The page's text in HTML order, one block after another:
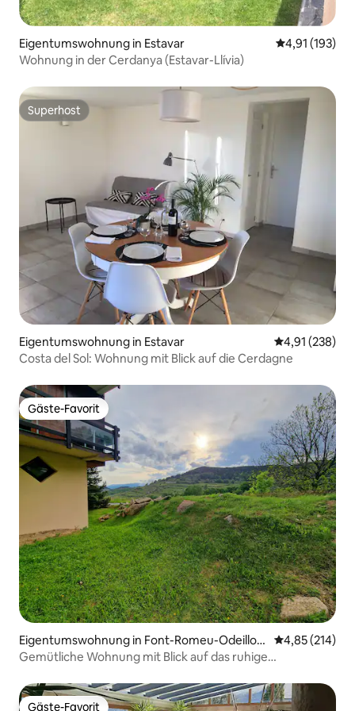
Eigentumswohnung in Estavar
4,91 (193)
Wohnung in der Cerdanya (Estavar-Llívia)
Superhost
Superhost
Eigentumswohnung in Estavar
4,91 (238)
Costa del Sol: Wohnung mit Blick auf die Cerdagne
Gäste-Favorit
Gäste-Favorit
Eigentumswohnung in Font-Romeu-Odeillo-
Via
4,85 (214)
Gemütliche Wohnung mit Blick auf das ruhige
Gäste-Favorit